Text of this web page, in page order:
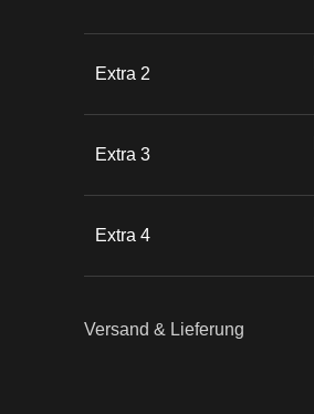
Extra 2
Extra 3
Extra 4
Versand & Lieferung